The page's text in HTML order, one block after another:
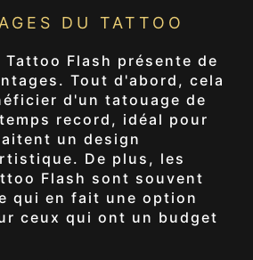
DU TATTOO
Flash présente de
Tout d'abord, cela
d'un tatouage de
record, idéal pour
un design
De plus, les
Flash sont souvent
qui en fait une option
ceux qui ont un budget